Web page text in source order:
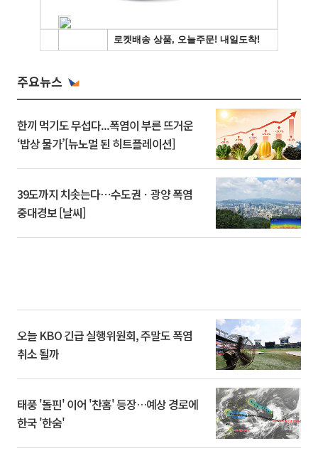
주요뉴스
한끼 먹기도 무섭다...폭염이 부른 뜨거운
‘밥상 물가’[뉴노멀 된 히트플레이션]
39도까지 치솟는다⋯수도권ㆍ광양 폭염
중대경보 [날씨]
오늘 KBO 긴급 실행위원회, 주말도 폭염
취소 될까
태풍 '돌핀' 이어 '찬홈' 등장…예상 경로에
한국 '한숨'